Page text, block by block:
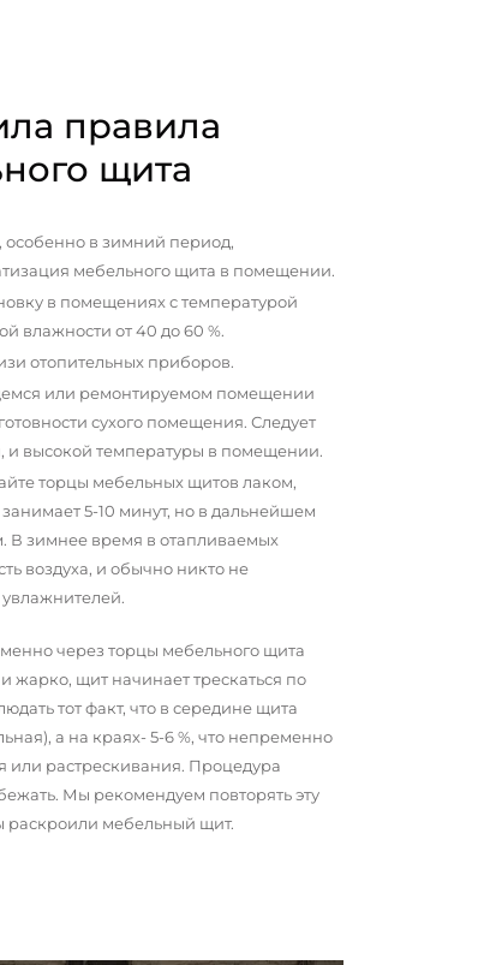
правила
щита
в зимний период,
мебельного щита в помещении.
в помещениях с температурой
влажности от 40 до 60 %.
отопительных приборов.
или ремонтируемом помещении
сухого помещения. Следует
и высокой температуры в помещении.
торцы мебельных щитов лаком,
5-10 минут, но в дальнейшем
В зимнее время в отапливаемых
воздуха, и обычно никто не
через торцы мебельного щита
жарко, щит начинает трескаться по
тот факт, что в середине щита
а на краях- 5-6 %, что непременно
или растрескивания. Процедура
Мы рекомендуем повторять эту
раскроили мебельный щит.